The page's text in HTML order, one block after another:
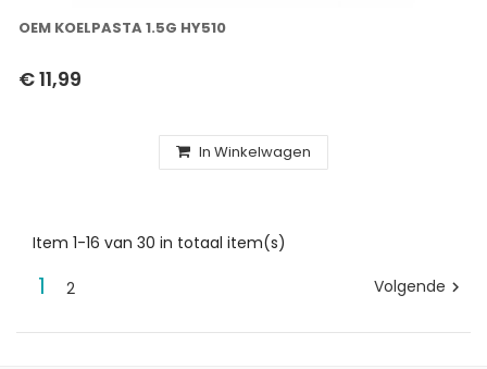
OEM KOELPASTA 1.5G HY510
€ 11,99
In Winkelwagen
Item 1-16 van 30 in totaal item(s)
1 2 Volgende 